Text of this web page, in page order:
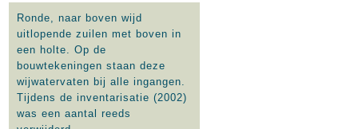
Ronde, naar boven wijd
uitlopende zuilen met boven in
een holte. Op de
bouwtekeningen staan deze
wijwatervaten bij alle ingangen.
Tijdens de inventarisatie (2002)
was een aantal reeds